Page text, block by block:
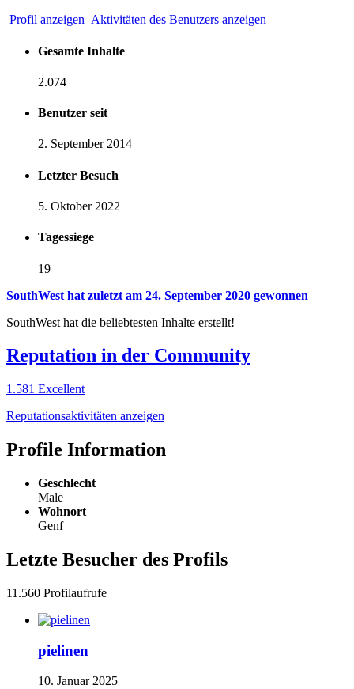
Profil anzeigen Aktivitäten des Benutzers anzeigen
Gesamte Inhalte
2.074
Benutzer seit
2. September 2014
Letzter Besuch
5. Oktober 2022
Tagessiege
19
SouthWest hat zuletzt am 24. September 2020 gewonnen
SouthWest hat die beliebtesten Inhalte erstellt!
Reputation in der Community
1.581 Excellent
Reputationsaktivitäten anzeigen
Profile Information
Geschlecht
Male
Wohnort
Genf
Letzte Besucher des Profils
11.560 Profilaufrufe
pielinen
10. Januar 2025